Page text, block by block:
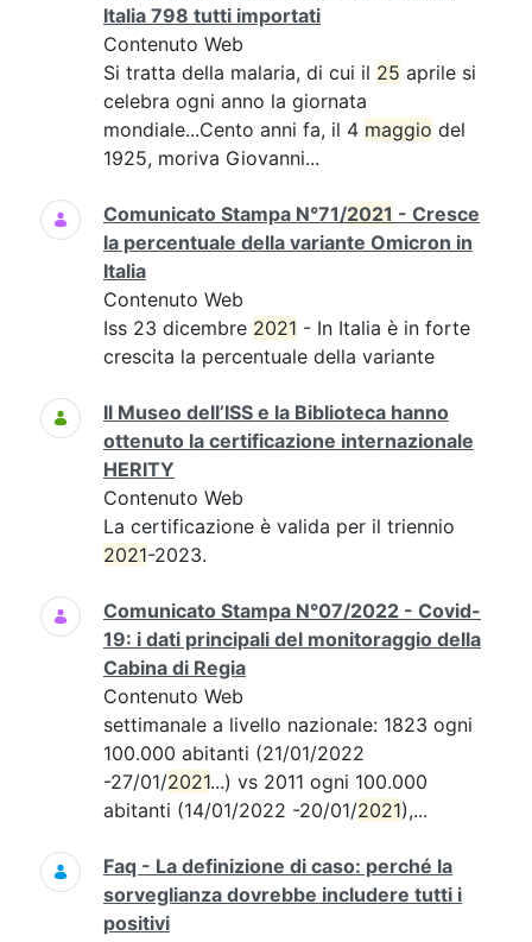
Italia 798 tutti importati
Contenuto Web
Si tratta della malaria, di cui il 25 aprile si
celebra ogni anno la giornata
mondiale...Cento anni fa, il 4 maggio del
1925, moriva Giovanni...
Comunicato Stampa N°71/2021 - Cresce
la percentuale della variante Omicron in
Italia
Contenuto Web
Iss 23 dicembre 2021 - In Italia è in forte
crescita la percentuale della variante
Il Museo dell’ISS e la Biblioteca hanno
ottenuto la certificazione internazionale
HERITY
Contenuto Web
La certificazione è valida per il triennio
2021-2023.
Comunicato Stampa N°07/2022 - Covid-
19: i dati principali del monitoraggio della
Cabina di Regia
Contenuto Web
settimanale a livello nazionale: 1823 ogni
100.000 abitanti (21/01/2022
-27/01/2021...) vs 2011 ogni 100.000
abitanti (14/01/2022 -20/01/2021),...
Faq - La definizione di caso: perché la
sorveglianza dovrebbe includere tutti i
positivi